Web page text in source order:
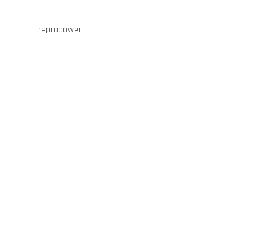
repropower